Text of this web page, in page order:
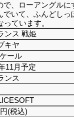
で、ローアングルに
でいて、ふんどしっ
ています。
ンス 戦姫
キヤ
ール
11月予定
ンス
(税込)